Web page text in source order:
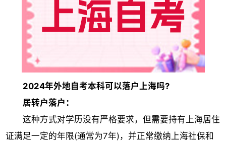
2024年外地自考本科可以落户上海吗?
居转户落户：
这种方式对学历没有严格要求，但需要持有上海居住
证满足一定的年限(通常为7年)，并正常缴纳上海社保和